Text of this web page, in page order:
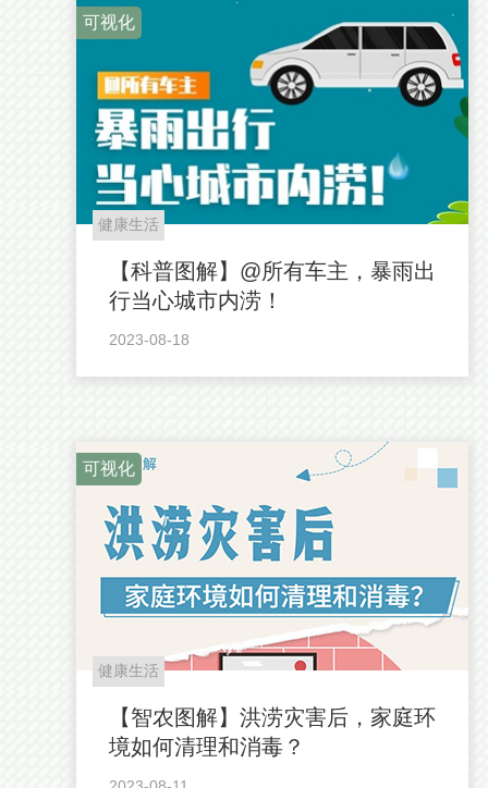
可视化
健康生活
【科普图解】@所有车主，暴雨出
行当心城市内涝！
2023-08-18
可视化
健康生活
【智农图解】洪涝灾害后，家庭环
境如何清理和消毒？